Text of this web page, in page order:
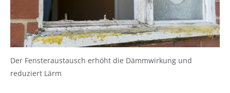
Der Fensteraustausch erhöht die Dämmwirkung und
reduziert Lärm